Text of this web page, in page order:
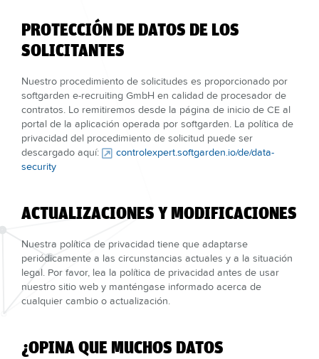
PROTECCIÓN DE DATOS DE LOS
SOLICITANTES
Nuestro procedimiento de solicitudes es proporcionado por
softgarden e-recruiting GmbH en calidad de procesador de
contratos. Lo remitiremos desde la página de inicio de CE al
portal de la aplicación operada por softgarden. La política de
privacidad del procedimiento de solicitud puede ser
descargado aquí:
controlexpert.softgarden.io/de/data-
security
ACTUALIZACIONES Y MODIFICACIONES
Nuestra política de privacidad tiene que adaptarse
periódicamente a las circunstancias actuales y a la situación
legal. Por favor, lea la política de privacidad antes de usar
nuestro sitio web y manténgase informado acerca de
cualquier cambio o actualización.
¿OPINA QUE MUCHOS DATOS